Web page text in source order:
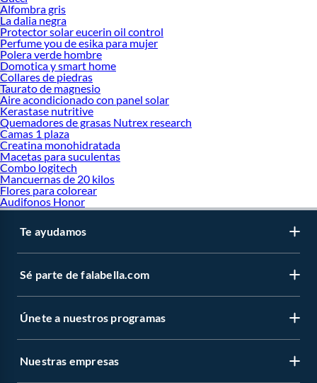
Bodies para bebé
Alfombra gris
La dalia negra
Protector solar eucerin oil control
Perfume you de esika para mujer
Polera verde hombre
Domotica y smart home
Collares de piedras
Taurato de magnesio
Aire acondicionado con panel solar
Kerastase nutritive
Quemadores de grasas Nutrex research
Camas 1 plaza
Creatina monohidratada
Macetas para suculentas
Combo logitech
Mancuernas de 20 kilos
Flores para colorear
Audifonos Honor
Te ayudamos
Sé parte de falabella.com
Únete a nuestros programas
Nuestras empresas